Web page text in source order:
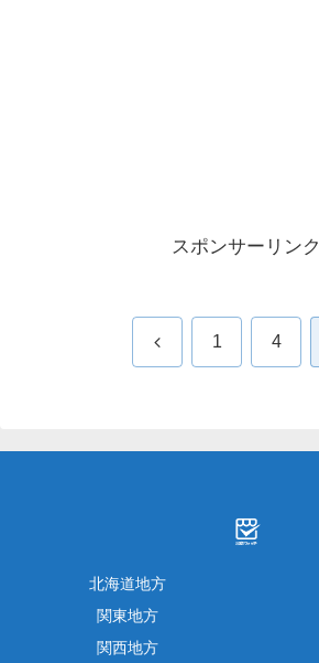
スポンサーリンク
前 1 4
北海道地方
関東地方
関西地方